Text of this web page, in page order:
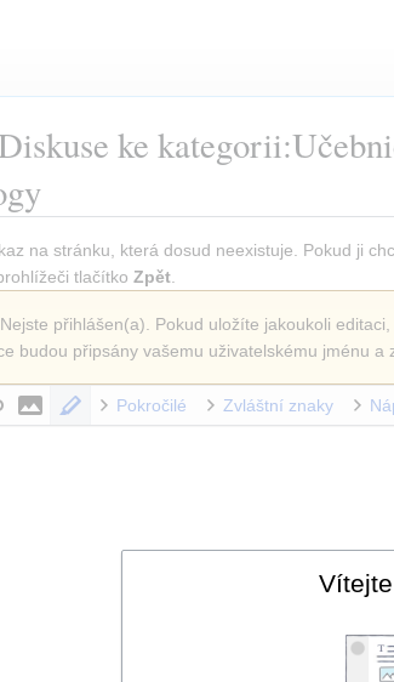
ke
na stránku, která dosud neexistuje. Pokud ji
tlačítko Zpět.
Nejste přihlášen(a). Pokud uložíte jakoukoli
budou připsány vašemu uživatelskému jménu a
Pokročilé Zvláštní znaky